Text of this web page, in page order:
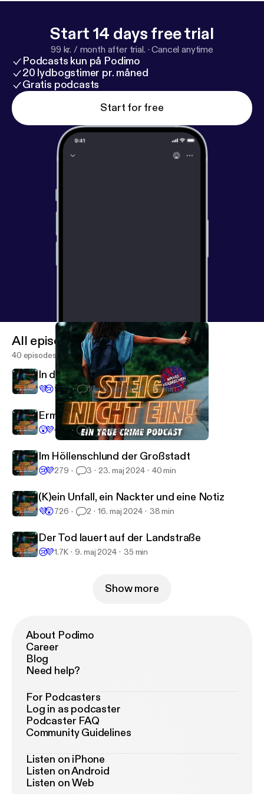
Start 14 days free trial
99 kr. / month after trial. ·Cancel anytime
Podcasts kun på Podimo
20 lydbogstimer pr. måned
Gratis podcasts
Start for free
Steig nicht ein!
All episodes
40 episodes
In den Tod geführt
💜😢909 16 6. juni 2024 39 min
Ermittlungshilfe aus dem Jenseits
😲💜460 1 30. maj 2024 30 min
Im Höllenschlund der Großstadt
😢💜279 3 23. maj 2024 40 min
(K)ein Unfall, ein Nackter und eine Notiz
💜😲726 2 16. maj 2024 38 min
Der Tod lauert auf der Landstraße
😢💜1.7K 9. maj 2024 35 min
Show more
About Podimo
Career
Blog
Need help?
For Podcasters
Log in as podcaster
Podcaster FAQ
Community Guidelines
Listen on iPhone
Listen on Android
Listen on Web